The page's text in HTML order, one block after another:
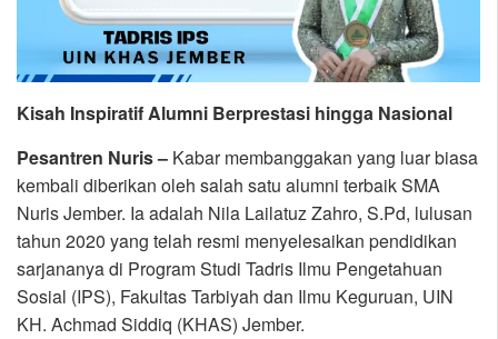
Kisah Inspiratif Alumni Berprestasi hingga Nasional
Pesantren Nuris – Kabar membanggakan yang luar biasa
kembali diberikan oleh salah satu alumni terbaik SMA
Nuris Jember. Ia adalah Nila Lailatuz Zahro, S.Pd, lulusan
tahun 2020 yang telah resmi menyelesaikan pendidikan
sarjananya di Program Studi Tadris Ilmu Pengetahuan
Sosial (IPS), Fakultas Tarbiyah dan Ilmu Keguruan, UIN
KH. Achmad Siddiq (KHAS) Jember.